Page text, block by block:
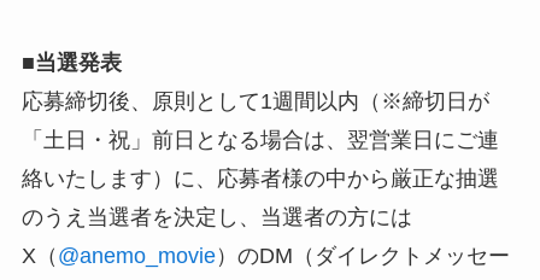
■当選発表
応募締切後、原則として1週間以内（※締切日が
「土日・祝」前日となる場合は、翌営業日にご連
絡いたします）に、応募者様の中から厳正な抽選
のうえ当選者を決定し、当選者の方には
X（ @anemo_movie）のDM（ダイレクトメッセー